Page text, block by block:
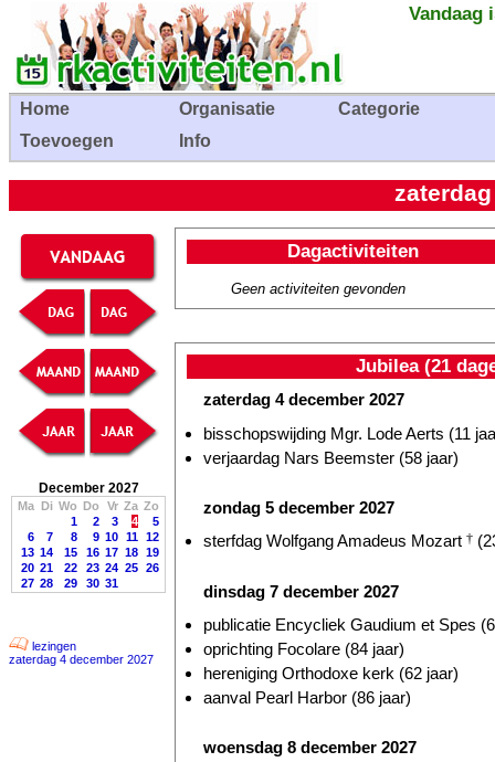
Vandaag
Home Organisatie
Categorie
Toevoegen
Info
December 2027
Ma Di Wo Do Vr Za Zo
1
2 3 4
5
6
7 8 9 10 11 12
13 14 15 16 17 18 19
20 21 22 23 24 25 26
27 28 29 30 31
lezingen
zaterdag 4 december 2027
Dagactiviteiten
Geen activiteiten gevonden
Jubilea (21
zaterdag 4 december 2027
bisschopswijding Mgr. Lode Aerts (11
verjaardag Nars Beemster (58 jaar)
zondag 5 december 2027
sterfdag Wolfgang Amadeus Mozart †
dinsdag 7 december 2027
publicatie Encycliek Gaudium et Spes
oprichting Focolare (84 jaar)
hereniging Orthodoxe kerk (62 jaar)
aanval Pearl Harbor (86 jaar)
woensdag 8 december 2027